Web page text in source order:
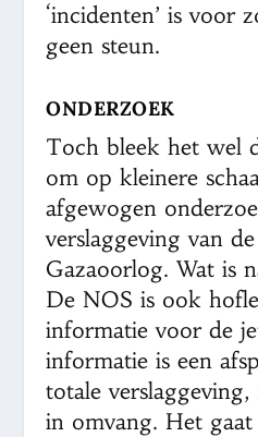
‘incidenten’ is voor
geen steun.
ONDERZOEK
Toch bleek het wel
om op kleinere
afgewogen
verslaggeving van
Gazaoorlog. Wat is
De NOS is ook
informatie voor de
informatie is een
totale
in omvang. Het